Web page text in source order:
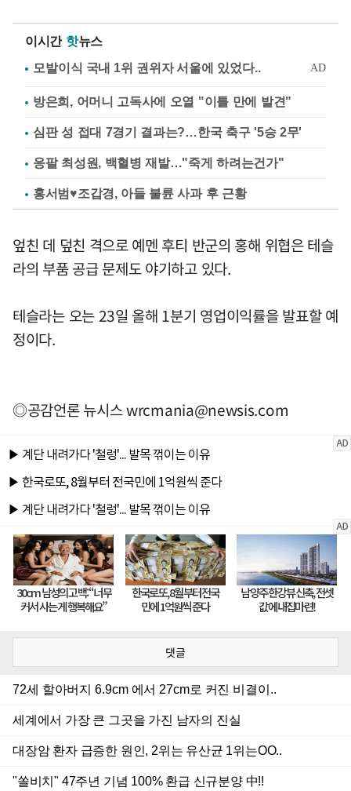
이시간 핫뉴스
방은희, 어머니 고독사에 오열 "이틀 만에 발견"
심판 성 접대 7경기 결과는?…한국 축구 '5승 2무'
응팔 최성원, 백혈병 재발…"죽게 하려는건가"
홍서범♥조갑경, 아들 불륜 사과 후 근황
엎친 데 덮친 격으로 예멘 후티 반군의 홍해 위협은 테슬
라의 부품 공급 문제도 야기하고 있다.
테슬라는 오는 23일 올해 1분기 영업이익률을 발표할 예
정이다.
◎공감언론 뉴시스wrcmania@newsis.com
댓글